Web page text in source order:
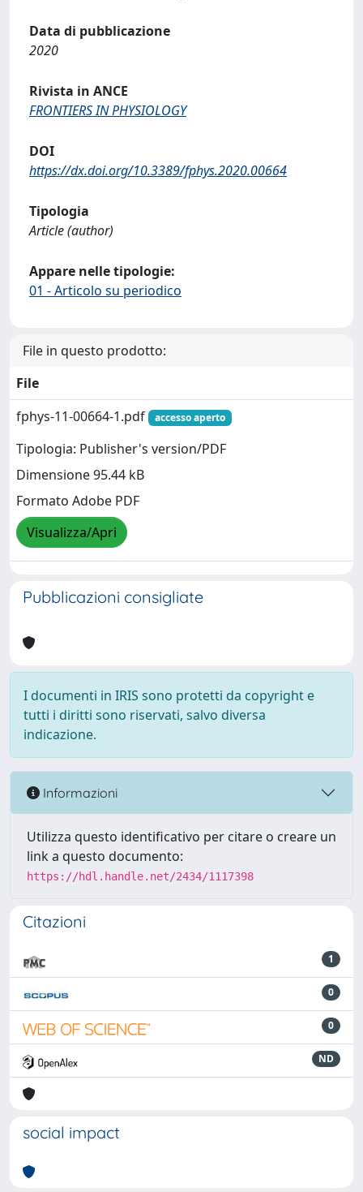
Data di pubblicazione
2020
Rivista in ANCE
FRONTIERS IN PHYSIOLOGY
DOI
https://dx.doi.org/10.3389/fphys.2020.00664
Tipologia
Article (author)
Appare nelle tipologie:
01 - Articolo su periodico
File in questo prodotto:
File
fphys-11-00664-1.pdf
accesso aperto
Tipologia: Publisher's version/PDF
Dimensione 95.44 kB
Formato Adobe PDF
Visualizza/Apri
Pubblicazioni consigliate
I documenti in IRIS sono protetti da copyright e
tutti i diritti sono riservati, salvo diversa
indicazione.
Informazioni
Utilizza questo identificativo per citare o creare un
link a questo documento:
https://hdl.handle.net/2434/1117398
Citazioni
1
0
0
ND
social impact